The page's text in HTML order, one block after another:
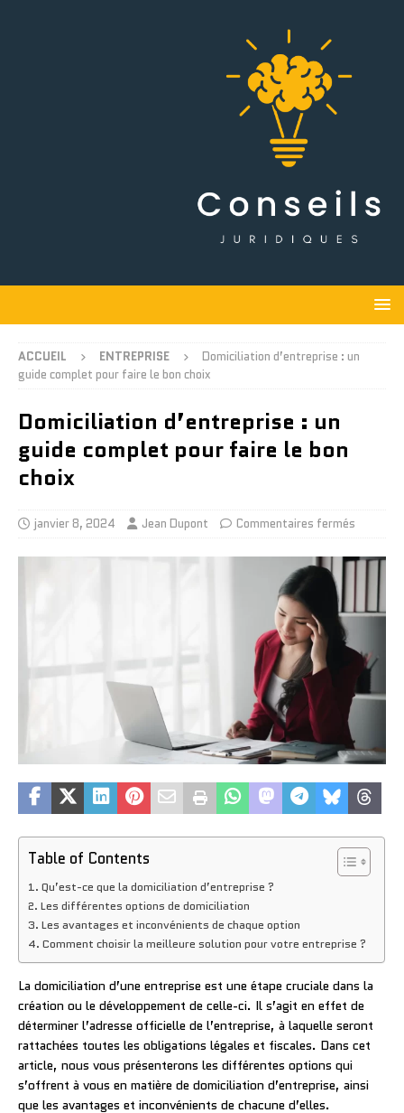
ACCUEIL ENTREPRISE
Domiciliation d’entreprise : un
guide complet pour faire le bon choix
Domiciliation d’entreprise : un
guide complet pour faire le bon
choix
janvier 8, 2024 Jean Dupont Commentaires fermés
Table of Contents
Qu’est-ce que la domiciliation d’entreprise ?
Les différentes options de domiciliation
Les avantages et inconvénients de chaque option
Comment choisir la meilleure solution pour votre entreprise ?
La domiciliation d’une entreprise est une étape cruciale dans la
création ou le développement de celle-ci. Il s’agit en effet de
déterminer l’adresse officielle de l’entreprise, à laquelle seront
rattachées toutes les obligations légales et fiscales. Dans cet
article, nous vous présenterons les différentes options qui
s’offrent à vous en matière de domiciliation d’entreprise, ainsi
que les avantages et inconvénients de chacune d’elles.